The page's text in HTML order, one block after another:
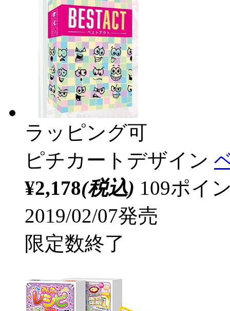
ラッピング可
ピチカートデザイン
¥2,178(税込) 109ポイ
2019/02/07発売
限定数終了